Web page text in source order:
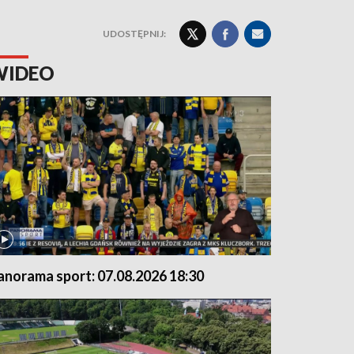
UDOSTĘPNIJ:
sport: 07.08.2026 18:30